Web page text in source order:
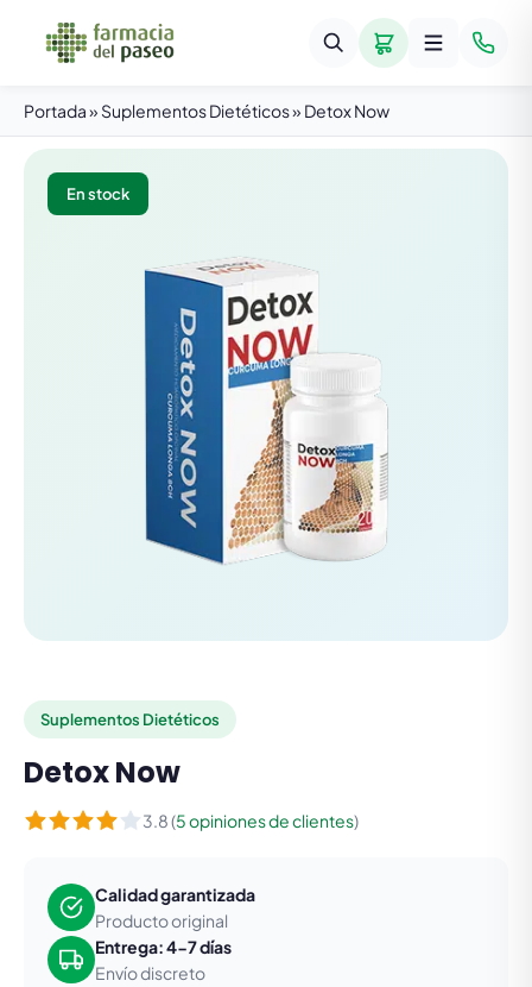
Portada» Suplementos Dietéticos» Detox Now
En stock
Suplementos Dietéticos
Detox Now
3.8 (5 opiniones de clientes)
Calidad garantizada
Producto original
Entrega: 4-7 días
Envío discreto